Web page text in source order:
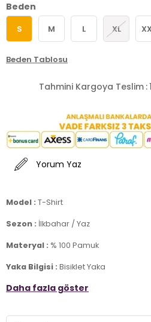
Beden
S M L XL
Beden Tablosu
Tahmini Kargoya Teslim :
Yorum Yaz
Model : T-Shirt
Sezon : İlkbahar / Yaz
Materyal : % 100 Pamuk
Yaka Bilgisi : Bisiklet Yaka
Kol Bilgisi :Kısa Kol
Daha fazla göster